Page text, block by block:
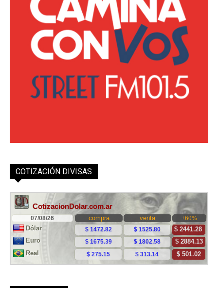
COTIZACIÓN DIVISAS